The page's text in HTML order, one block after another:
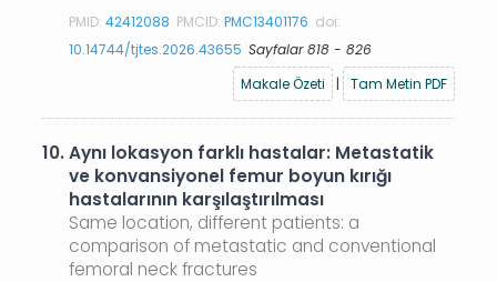
PMID:42412088 PMCID:PMC13401176 doi:
10.14744/tjtes.2026.43655 Sayfalar 818 - 826
Makale Özeti
| Tam Metin PDF
10.Aynı lokasyon farklı hastalar: Metastatik
ve konvansiyonel femur boyun kırığı
hastalarının karşılaştırılması
Same location, different patients: a
comparison of metastatic and conventional
femoral neck fractures